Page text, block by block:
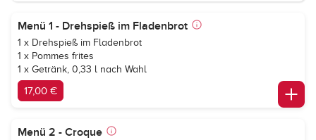
Menü 1 - Drehspieß im Fladenbrot
1 x Drehspieß im Fladenbrot
1 x Pommes frites
1 x Getränk, 0,33 l nach Wahl
17,00 €
Menü 2 - Croque